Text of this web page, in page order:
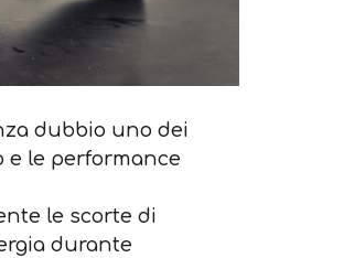
dubbio uno dei
le performance
le scorte di
durante